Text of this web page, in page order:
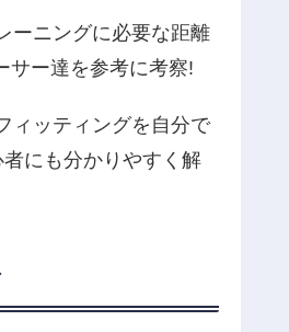
ーニングに必要な距離
サー達を参考に考察!
ィッティングを自分で
にも分かりやすく解